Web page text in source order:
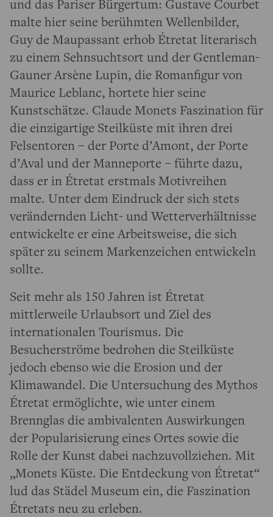
und das Pariser Bürgertum: Gustave Courbet
malte hier seine berühmten Wellenbilder,
Guy de Maupassant erhob Étretat literarisch
zu einem Sehnsuchtsort und der Gentleman-
Gauner Arsène Lupin, die Romanfigur von
Maurice Leblanc, hortete hier seine
Kunstschätze. Claude Monets Faszination für
die einzigartige Steilküste mit ihren drei
Felsentoren – der Porte d’Amont, der Porte
d’Aval und der Manneporte – führte dazu,
dass er in Étretat erstmals Motivreihen
malte. Unter dem Eindruck der sich stets
verändernden Licht- und Wetterverhältnisse
entwickelte er eine Arbeitsweise, die sich
später zu seinem Markenzeichen entwickeln
sollte.
Seit mehr als 150 Jahren ist Étretat
mittlerweile Urlaubsort und Ziel des
internationalen Tourismus. Die
Besucherströme bedrohen die Steilküste
jedoch ebenso wie die Erosion und der
Klimawandel. Die Untersuchung des Mythos
Étretat ermöglichte, wie unter einem
Brennglas die ambivalenten Auswirkungen
der Popularisierung eines Ortes sowie die
Rolle der Kunst dabei nachzuvollziehen. Mit
„Monets Küste. Die Entdeckung von Étretat“
lud das Städel Museum ein, die Faszination
Étretats neu zu erleben.